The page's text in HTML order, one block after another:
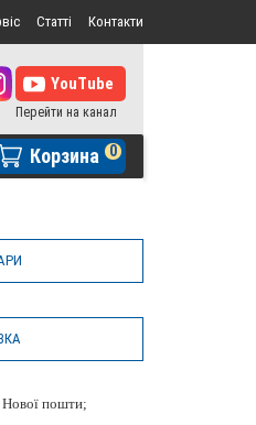
Статті Контакти
Корзина 0
Нової пошти;